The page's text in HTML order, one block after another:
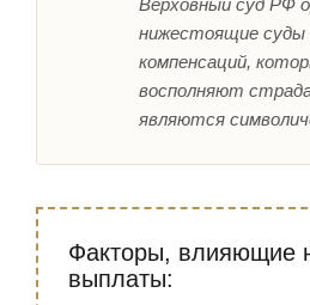
Верховный суд РФ
нижестоящие суды
компенсаций,
восполняют
являются
Факторы, влияющие
выплаты: